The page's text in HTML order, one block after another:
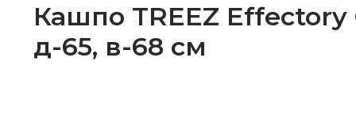
Кашпо TREEZ
д-65, в-68 см